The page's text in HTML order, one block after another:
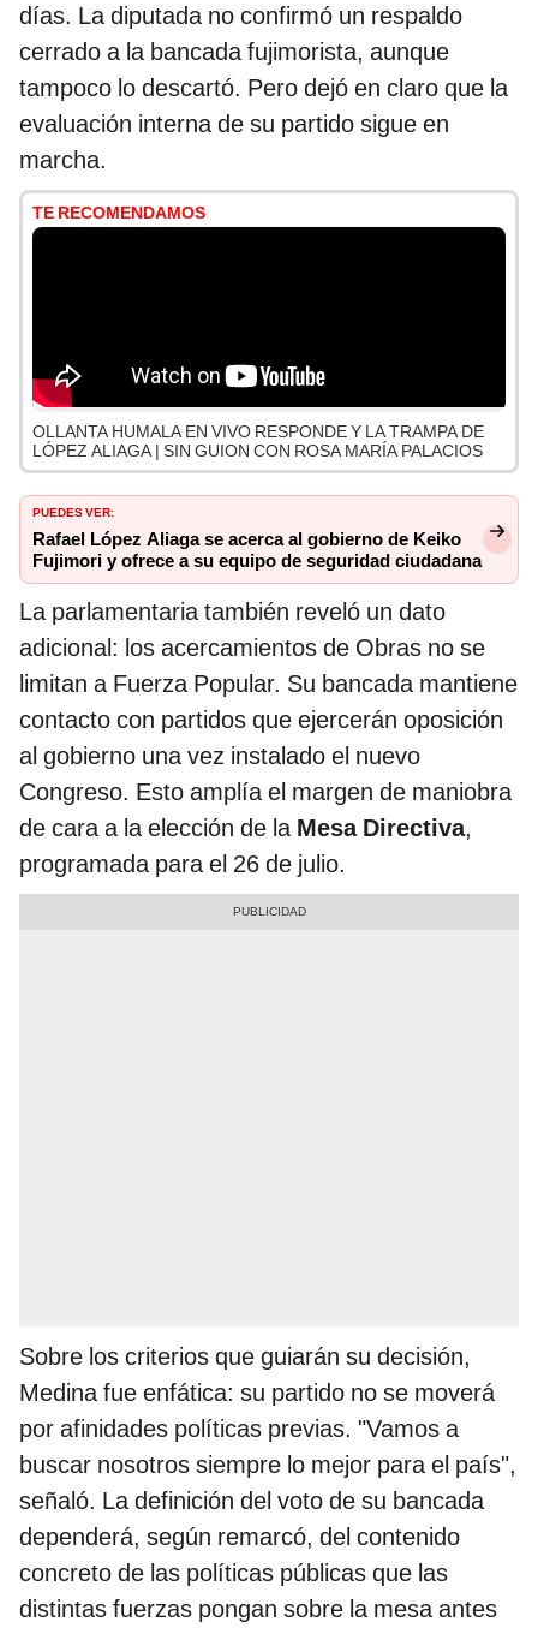
días. La diputada no confirmó un respaldo
cerrado a la bancada fujimorista, aunque
tampoco lo descartó. Pero dejó en claro que la
evaluación interna de su partido sigue en
marcha.
TE RECOMENDAMOS
OLLANTA HUMALA EN VIVO RESPONDE Y LA TRAMPA DE
LÓPEZ ALIAGA | SIN GUION CON ROSA MARÍA PALACIOS
PUEDES VER:
Rafael López Aliaga se acerca al gobierno de Keiko
Fujimori y ofrece a su equipo de seguridad ciudadana
La parlamentaria también reveló un dato
adicional: los acercamientos de Obras no se
limitan a Fuerza Popular. Su bancada mantiene
contacto con partidos que ejercerán oposición
al gobierno una vez instalado el nuevo
Congreso. Esto amplía el margen de maniobra
de cara a la elección de la Mesa Directiva,
programada para el 26 de julio.
Sobre los criterios que guiarán su decisión,
Medina fue enfática: su partido no se moverá
por afinidades políticas previas. "Vamos a
buscar nosotros siempre lo mejor para el país",
señaló. La definición del voto de su bancada
dependerá, según remarcó, del contenido
concreto de las políticas públicas que las
distintas fuerzas pongan sobre la mesa antes